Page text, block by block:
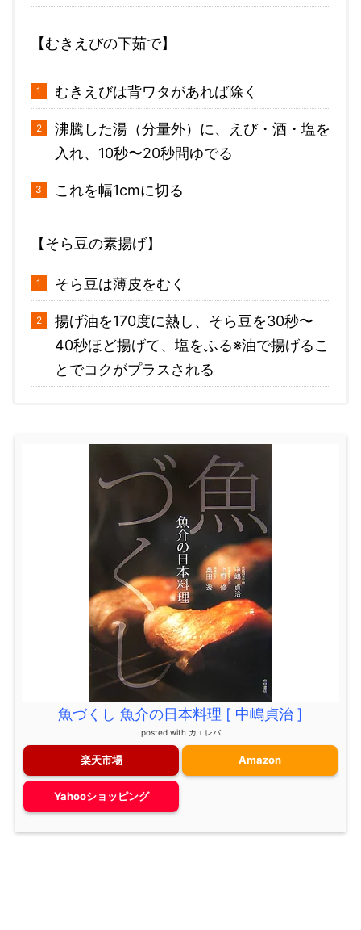
【むきえびの下茹で】
むきえびは背ワタがあれば除く
沸騰した湯（分量外）に、えび・酒・塩を
入れ、10秒〜20秒間ゆでる
これを幅1cmに切る
【そら豆の素揚げ】
そら豆は薄皮をむく
揚げ油を170度に熱し、そら豆を30秒〜
40秒ほど揚げて、塩をふる※油で揚げるこ
とでコクがプラスされる
魚づくし 魚介の日本料理 [ 中嶋貞治 ]
posted with カエレバ
楽天市場 Amazon
Yahooショッピング